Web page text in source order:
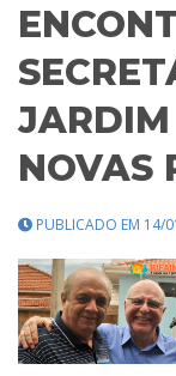
NOVAS
PUBLICADO EM 14/